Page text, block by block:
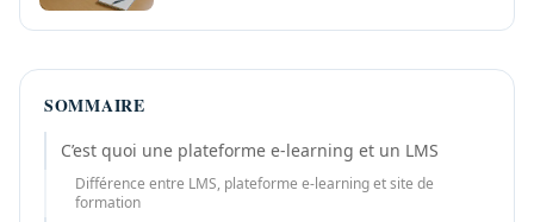
SOMMAIRE
C’est quoi une plateforme e-learning et un LMS
Différence entre LMS, plateforme e-learning et site de
formation